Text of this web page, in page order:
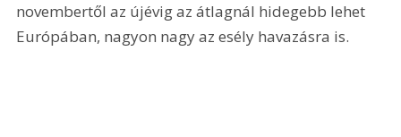
novembertől az újévig az átlagnál hidegebb lehet
Európában, nagyon nagy az esély havazásra is.